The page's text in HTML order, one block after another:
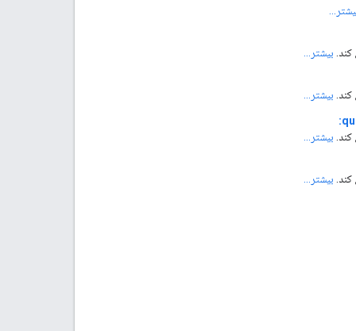
بیشتر...
بیشتر...
بیشتر...
بیشتر...